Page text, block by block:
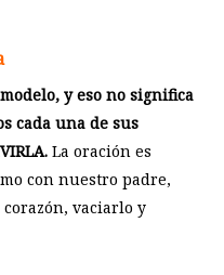
y eso no significa
cada una de sus
La oración es
con nuestro padre,
vaciarlo y